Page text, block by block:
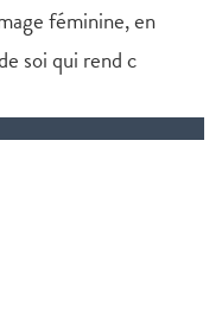
féminine, en
soi qui rend c